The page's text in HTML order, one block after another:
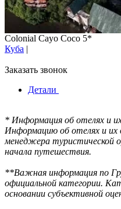
Colonial Cayo Coco 5*
Куба |
Заказать звонок
Детали
* Информация об отелях и
Информацию об отелях и их
менеджера туристической
начала путешествия.
**Важная информация по
официальной категории.
основании субъективной